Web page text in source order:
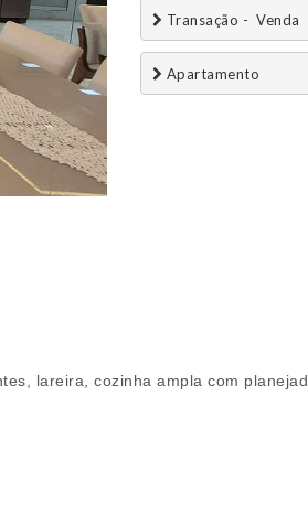
Transação -  Venda
Apartamento
lareira, cozinha ampla com